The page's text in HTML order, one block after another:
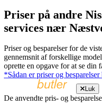
Priser på andre
services nær
Priser og besparelser for de
gennemsnit af forskellige
oprette en opgave for at se din
*Sådan er priser og besparelser
Luk
De anvendte pris- og